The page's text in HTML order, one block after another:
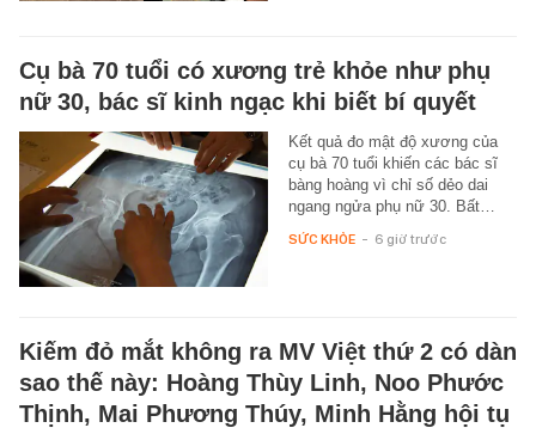
Cụ bà 70 tuổi có xương trẻ khỏe như phụ
nữ 30, bác sĩ kinh ngạc khi biết bí quyết
Kết quả đo mật độ xương của
cụ bà 70 tuổi khiến các bác sĩ
bàng hoàng vì chỉ số dẻo dai
ngang ngửa phụ nữ 30. Bất…
SỨC KHỎE - 6 giờ trước
Kiếm đỏ mắt không ra MV Việt thứ 2 có dàn
sao thế này: Hoàng Thùy Linh, Noo Phước
Thịnh, Mai Phương Thúy, Minh Hằng hội tụ